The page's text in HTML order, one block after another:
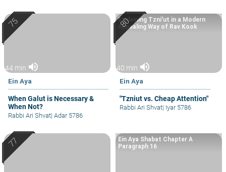
44 min volume_up
Ein Aya
When Galut is Necessary &
When Not?
Rabbi Ari Shvat| Adar 5786
40 min volume_up
Ein Aya
"Tzniut vs. Cheap Attention"
Explaining Tzni'ut in a Modern
Appealing Way of Rav Kook
Rabbi Ari Shvat| Iyar 5786
Ein Aya Shabat Chapter A
Paragraph 16